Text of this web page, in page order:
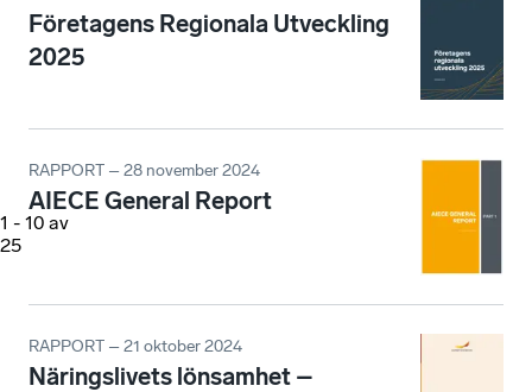
1 - 10 av
25
Företagens Regionala Utveckling
2025
RAPPORT – 28 november 2024
AIECE General Report
RAPPORT – 21 oktober 2024
Näringslivets lönsamhet –